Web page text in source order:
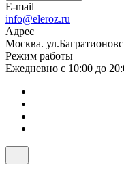
E-mail
info@eleroz.ru
Адрес
Москва.
Режим работы
Ежедневно с 10:00 до